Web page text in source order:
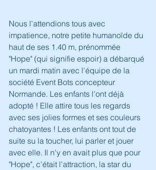
Nous l'attendions tous avec
impatience, notre petite humanoïde du
haut de ses 1.40 m, prénommée
"Hope" (qui signifie espoir) a débarqué
un mardi matin avec l'équipe de la
société Event Bots concepteur
Normande. Les enfants l'ont déjà
adopté ! Elle attire tous les regards
avec ses jolies formes et ses couleurs
chatoyantes ! Les enfants ont tout de
suite su la toucher, lui parler et jouer
avec elle. Il n'y en avait plus que pour
"Hope", c'était l'attraction, la star du